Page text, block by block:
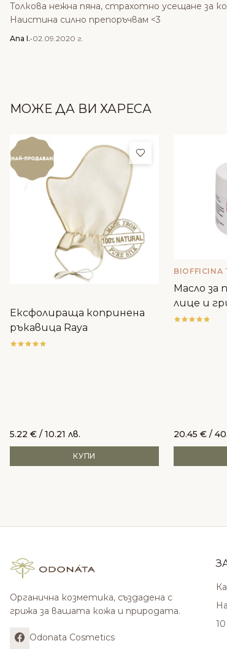
Толкова нежна пяна, страхотно усещане за
Наистина силно препоръчвам <3
Ana I.•02.09.2020 г.
МОЖЕ ДА ВИ ХАРЕСА
Добави в любими
Ексфолираща копринена
ръкавица Raya
5.22 € / 10.21 лв.
КУПИ
BIOFFICINA
Масло за
лице и
плодове -
20.45€ /
Органична козметика, създадена с
грижа за вашата кожа и природата.
Odonata Cosmetics